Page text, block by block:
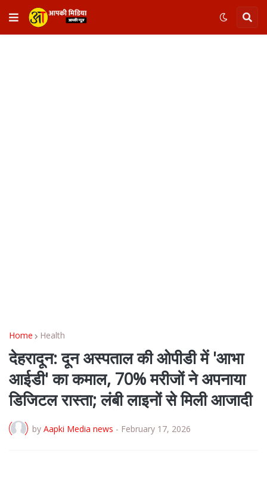
Home Health
देहरादून: दून अस्पताल की ओपीडी में 'आभा
आईडी' का कमाल, 70% मरीजों ने अपनाया
डिजिटल रास्ता; लंबी लाइनों से मिली आजादी
by Aapki Media news - February 17, 2026